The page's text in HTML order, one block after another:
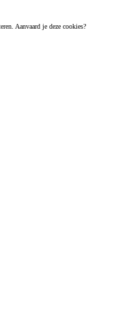
Aanvaard je deze cookies?